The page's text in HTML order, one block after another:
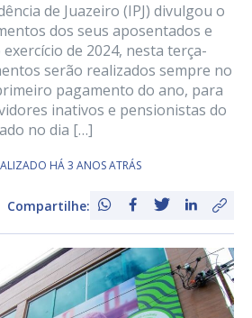
de Juazeiro (IPJ) divulgou o
dos seus aposentados e
de 2024, nesta terça-
serão realizados sempre no
pagamento do ano, para
inativos e pensionistas do
no dia […]
HÁ 3 ANOS ATRÁS
Compartilhe: